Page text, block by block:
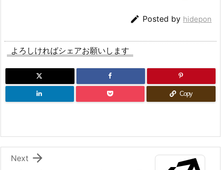
 Posted by hidepon
よろしければシェアお願いします
Copy

Next